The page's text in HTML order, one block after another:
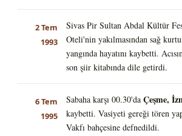
2 Tem
1993
Sivas Pir Sultan Abdal Kültür
Oteli'nin yakılmasından sağ
yangında hayatını kaybetti.
son şiir kitabında dile getirdi.
6 Tem
1995
Sabaha karşı 00.30'daÇeşme,
kaybetti. Vasiyeti gereği tören
Vakfı bahçesine defnedildi.